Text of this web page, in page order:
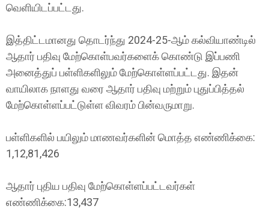
வெளியிடப்பட்டது.
இத்திட்டமானது தொடர்ந்து 2024-25-ஆம் கல்வியாண்டில்
ஆதார் பதிவு மேற்கொள்பவர்களைக் கொண்டு இப்பணி
அனைத்துப் பள்ளிகளிலும் மேற்கொள்ளப்பட்டது. இதன்
வாயிலாக நாளது வரை ஆதார் பதிவு மற்றும் புதுப்பித்தல்
மேற்கொள்ளப்பட்டுள்ள விவரம் பின்வருமாறு.
பள்ளிகளில் பயிலும் மாணவர்களின் மொத்த எண்ணிக்கை:
1,12,81,426
ஆதார் புதிய பதிவு மேற்கொள்ளப்பட்டவர்கள்
எண்ணிக்கை:13,437